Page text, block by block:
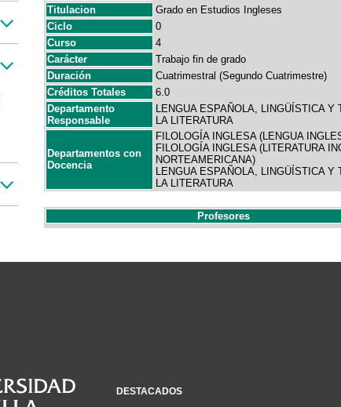
Titulacion
Grado en Estudios Ingleses
Ciclo
0
Curso
4
Carácter
Trabajo fin de grado
Duración
Cuatrimestral (Segundo Cuatrimestre)
Créditos Totales
6.0
Departamento
Responsable
LENGUA ESPAÑOLA, LINGÜÍSTICA Y
LA LITERATURA
Departamentos con
Docencia
FILOLOGÍA INGLESA (LENGUA
FILOLOGÍA INGLESA (LITERATURA
NORTEAMERICANA)
LENGUA ESPAÑOLA, LINGÜÍSTICA Y
LA LITERATURA
Profesores
DESTACADOS